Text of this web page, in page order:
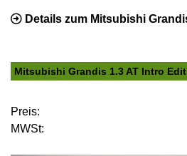
Details zum Mitsubishi
Mitsubishi Grandis 1.3 AT Intro
Preis:
MWSt: